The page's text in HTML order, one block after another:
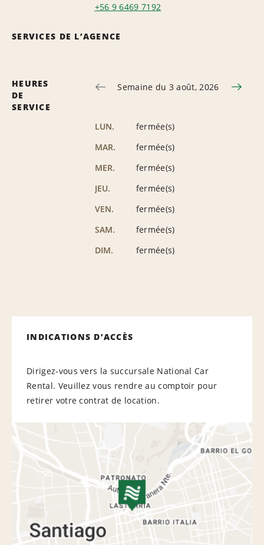
+56 9 6469 7192
SERVICES DE L’AGENCE
HEURES
DE
SERVICE
Semaine du 3 août, 2026
LUN.
fermée(s)
MAR.
fermée(s)
MER.
fermée(s)
JEU.
fermée(s)
VEN.
fermée(s)
SAM.
fermée(s)
DIM.
fermée(s)
INDICATIONS D’ACCÈS
Dirigez-vous vers la succursale National Car
Rental. Veuillez vous rendre au comptoir pour
retirer votre contrat de location.